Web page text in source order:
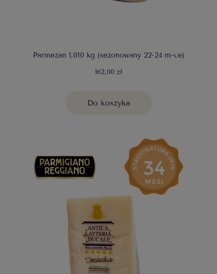
Parmezan 1,010 kg (sezonowany 22-24 m-ce)
162,00 zł
Do koszyka